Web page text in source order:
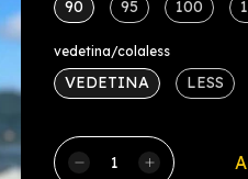
90 95 100
vedetina/colaless
VEDETINA LESS